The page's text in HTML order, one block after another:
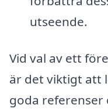
utseende.
Vid val av ett
är det viktigt att
goda